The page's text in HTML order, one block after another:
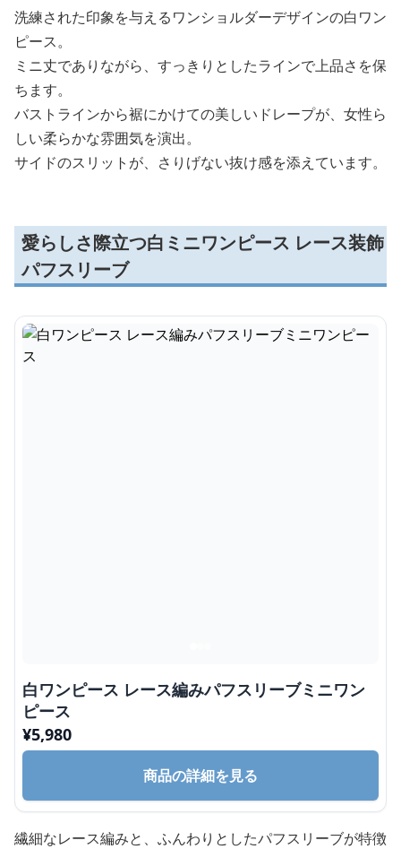
洗練された印象を与えるワンショルダーデザインの白ワン
ピース。
ミニ丈でありながら、すっきりとしたラインで上品さを保
ちます。
バストラインから裾にかけての美しいドレープが、女性ら
しい柔らかな雰囲気を演出。
サイドのスリットが、さりげない抜け感を添えています。
愛らしさ際立つ白ミニワンピース レース装飾
パフスリーブ
白ワンピース レース編みパフスリーブミニワン
ピース
¥5,980
商品の詳細を見る
繊細なレース編みと、ふんわりとしたパフスリーブが特徴